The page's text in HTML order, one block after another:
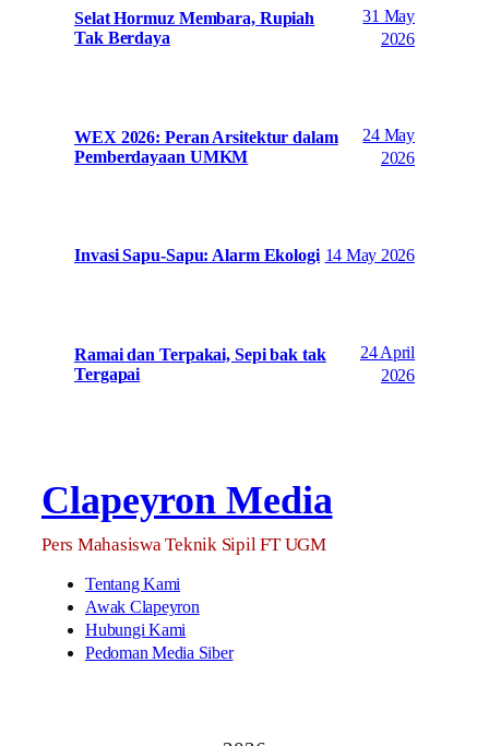
Selat Hormuz Membara, Rupiah
Tak Berdaya
31 May
2026
WEX 2026: Peran Arsitektur dalam
Pemberdayaan UMKM
24 May
2026
Invasi Sapu-Sapu: Alarm Ekologi 14 May 2026
Ramai dan Terpakai, Sepi bak tak
Tergapai
24 April
2026
Clapeyron Media
Pers Mahasiswa Teknik Sipil FT UGM
Tentang Kami
Awak Clapeyron
Hubungi Kami
Pedoman Media Siber